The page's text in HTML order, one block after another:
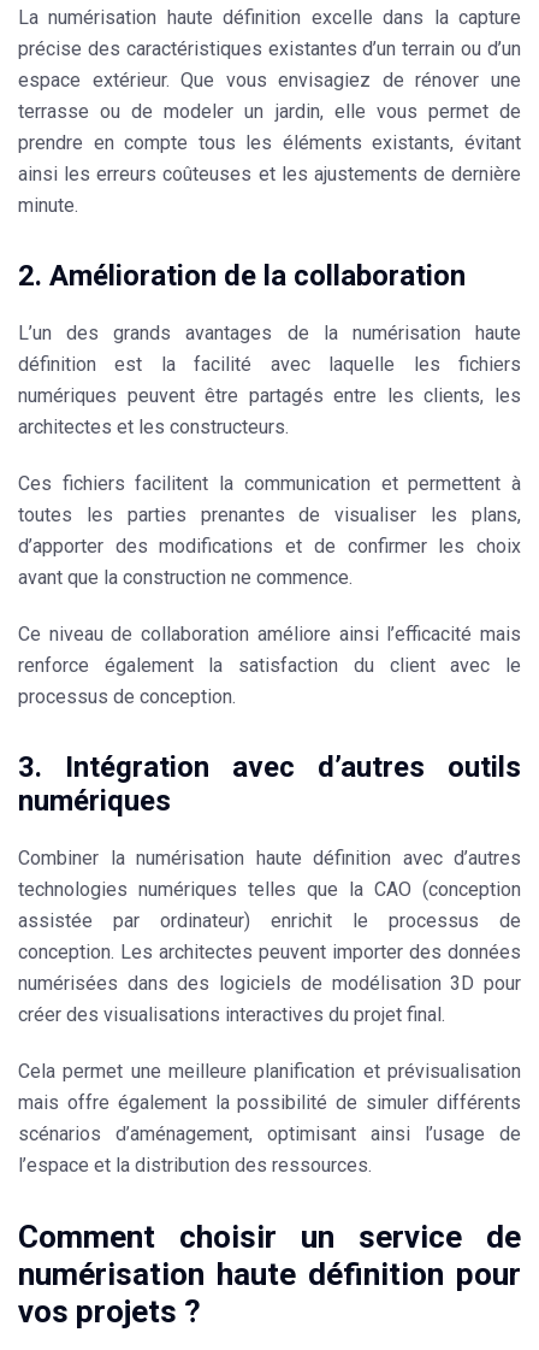
La numérisation haute définition excelle dans la capture
précise des caractéristiques existantes d’un terrain ou d’un
espace extérieur. Que vous envisagiez de rénover une
terrasse ou de modeler un jardin, elle vous permet de
prendre en compte tous les éléments existants, évitant
ainsi les erreurs coûteuses et les ajustements de dernière
minute.
2. Amélioration de la collaboration
L’un des grands avantages de la numérisation haute
définition est la facilité avec laquelle les fichiers
numériques peuvent être partagés entre les clients, les
architectes et les constructeurs.
Ces fichiers facilitent la communication et permettent à
toutes les parties prenantes de visualiser les plans,
d’apporter des modifications et de confirmer les choix
avant que la construction ne commence.
Ce niveau de collaboration améliore ainsi l’efficacité mais
renforce également la satisfaction du client avec le
processus de conception.
3. Intégration avec d’autres outils
numériques
Combiner la numérisation haute définition avec d’autres
technologies numériques telles que la CAO (conception
assistée par ordinateur) enrichit le processus de
conception. Les architectes peuvent importer des données
numérisées dans des logiciels de modélisation 3D pour
créer des visualisations interactives du projet final.
Cela permet une meilleure planification et prévisualisation
mais offre également la possibilité de simuler différents
scénarios d’aménagement, optimisant ainsi l’usage de
l’espace et la distribution des ressources.
Comment choisir un service de
numérisation haute définition pour
vos projets ?